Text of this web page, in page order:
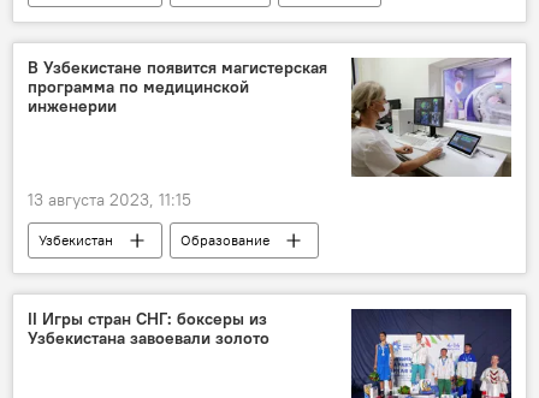
II Игры стран СНГ
игры стран СНГ
медали
Беларусь
В Узбекистане появится магистерская
программа по медицинской
инженерии
13 августа 2023, 11:15
Узбекистан
Образование
высшее образование
Медицина
инженер
проект
сотрудничество
Посол
Латвия
II Игры стран СНГ: боксеры из
Узбекистана завоевали золото